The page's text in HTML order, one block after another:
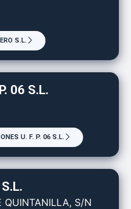
S.L.
06 S.L.
U. F. P. 06 S.L.
QUINTANILLA, S/N